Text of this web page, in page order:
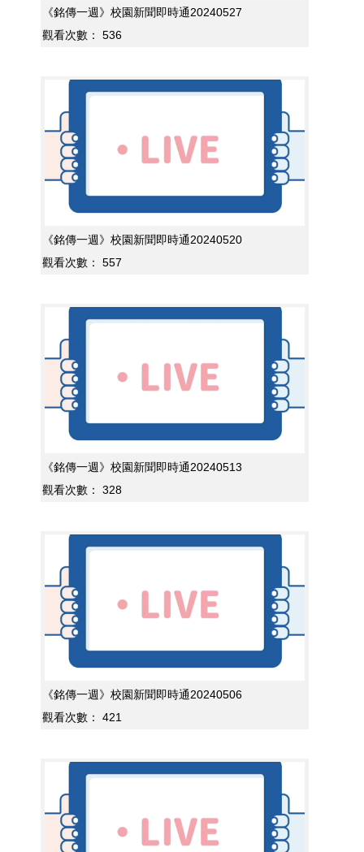
《銘傳一週》校園新聞即時通20240527
觀看次數：
536
《銘傳一週》校園新聞即時通20240520
觀看次數：
557
《銘傳一週》校園新聞即時通20240513
觀看次數：
328
《銘傳一週》校園新聞即時通20240506
觀看次數：
421